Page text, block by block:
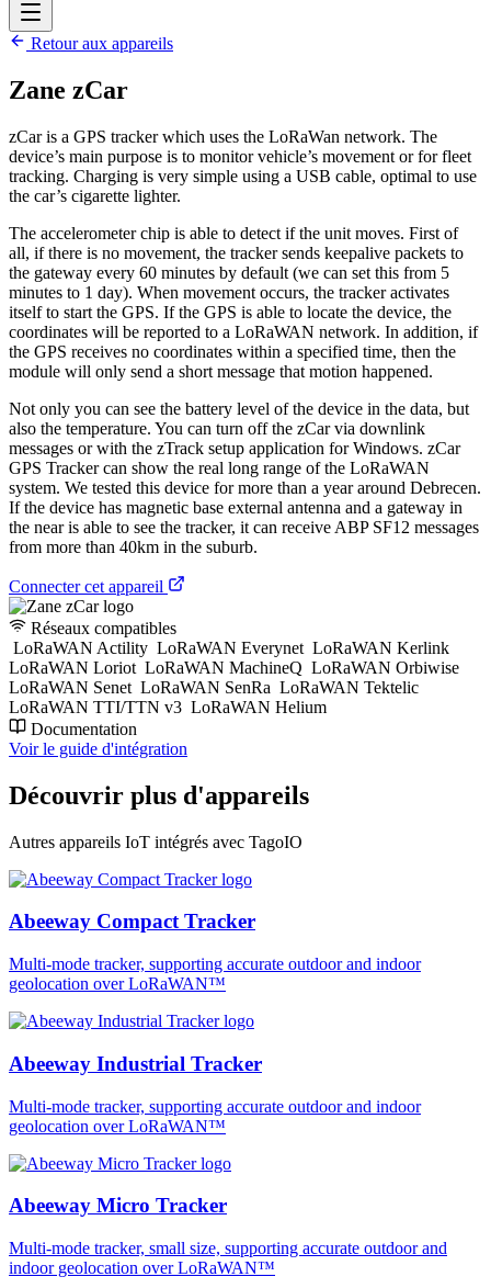
Retour aux appareils
Zane zCar
zCar is a GPS tracker which uses the LoRaWan network. The
device’s main purpose is to monitor vehicle’s movement or for fleet
tracking. Charging is very simple using a USB cable, optimal to use
the car’s cigarette lighter.
The accelerometer chip is able to detect if the unit moves. First of
all, if there is no movement, the tracker sends keepalive packets to
the gateway every 60 minutes by default (we can set this from 5
minutes to 1 day). When movement occurs, the tracker activates
itself to start the GPS. If the GPS is able to locate the device, the
coordinates will be reported to a LoRaWAN network. In addition, if
the GPS receives no coordinates within a specified time, then the
module will only send a short message that motion happened.
Not only you can see the battery level of the device in the data, but
also the temperature. You can turn off the zCar via downlink
messages or with the zTrack setup application for Windows. zCar
GPS Tracker can show the real long range of the LoRaWAN
system. We tested this device for more than a year around Debrecen.
If the device has magnetic base external antenna and a gateway in
the near is able to see the tracker, it can receive ABP SF12 messages
from more than 40km in the suburb.
Connecter cet appareil
Réseaux compatibles
LoRaWAN Actility LoRaWAN Everynet LoRaWAN Kerlink
LoRaWAN Loriot LoRaWAN MachineQ LoRaWAN Orbiwise
LoRaWAN Senet LoRaWAN SenRa LoRaWAN Tektelic
LoRaWAN TTI/TTN v3 LoRaWAN Helium
Documentation
Voir le guide d'intégration
Découvrir plus d'appareils
Autres appareils IoT intégrés avec TagoIO
Abeeway Compact Tracker
Multi-mode tracker, supporting accurate outdoor and indoor
geolocation over LoRaWAN™
Abeeway Industrial Tracker
Multi-mode tracker, supporting accurate outdoor and indoor
geolocation over LoRaWAN™
Abeeway Micro Tracker
Multi-mode tracker, small size, supporting accurate outdoor and
indoor geolocation over LoRaWAN™